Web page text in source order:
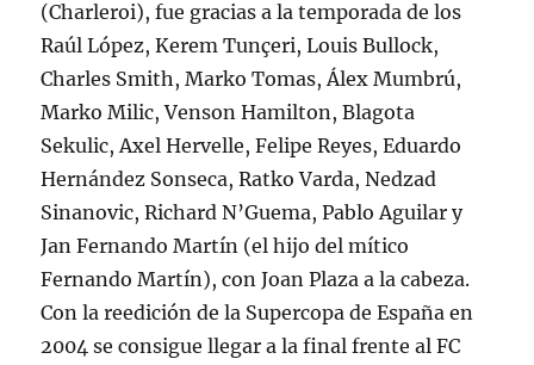
(Charleroi), fue gracias a la temporada de los
Raúl López, Kerem Tunçeri, Louis Bullock,
Charles Smith, Marko Tomas, Álex Mumbrú,
Marko Milic, Venson Hamilton, Blagota
Sekulic, Axel Hervelle, Felipe Reyes, Eduardo
Hernández Sonseca, Ratko Varda, Nedzad
Sinanovic, Richard N’Guema, Pablo Aguilar y
Jan Fernando Martín (el hijo del mítico
Fernando Martín), con Joan Plaza a la cabeza.
Con la reedición de la Supercopa de España en
2004 se consigue llegar a la final frente al FC